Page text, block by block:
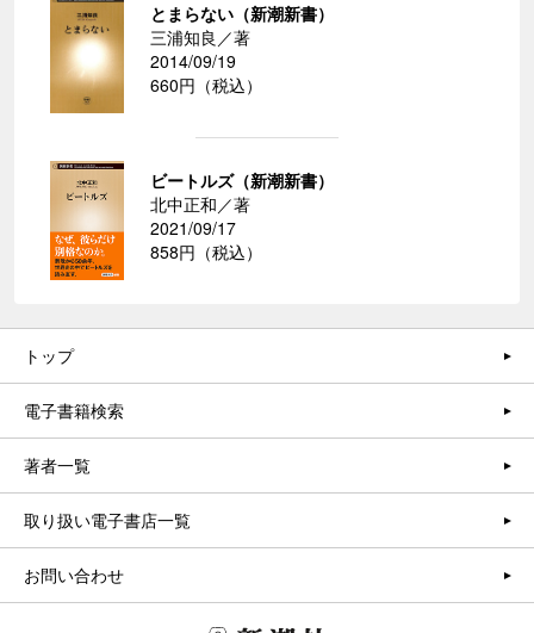
とまらない（新潮新書）
三浦知良／著
2014/09/19
660円（税込）
ビートルズ（新潮新書）
北中正和／著
2021/09/17
858円（税込）
トップ
電子書籍検索
著者一覧
取り扱い電子書店一覧
お問い合わせ